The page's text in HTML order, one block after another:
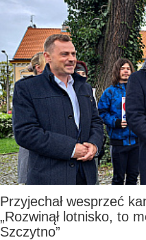
Przyjechał wesprzeć
„Rozwinął lotnisko, to
Szczytno”